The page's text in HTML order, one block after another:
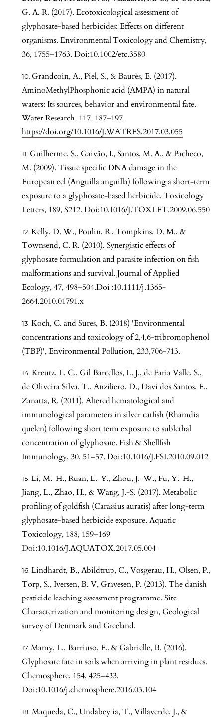
G. A. R. (2017). Ecotoxicological assessment of
glyphosate-based herbicides: Effects on different
organisms. Environmental Toxicology and Chemistry,
36, 1755–1763. Doi:10.1002/etc.3580
Grandcoin, A., Piel, S., & Baurès, E. (2017).
AminoMethylPhosphonic acid (AMPA) in natural
waters: Its sources, behavior and environmental fate.
Water Research, 117, 187–197.
https://doi.org/10.1016/J.WATRES.2017.03.055
Guilherme, S., Gaivão, I., Santos, M. A., & Pacheco,
M. (2009). Tissue specific DNA damage in the
European eel (Anguilla anguilla) following a short-term
exposure to a glyphosate-based herbicide. Toxicology
Letters, 189, S212. Doi:10.1016/J.TOXLET.2009.06.550
Kelly, D. W., Poulin, R., Tompkins, D. M., &
Townsend, C. R. (2010). Synergistic effects of
glyphosate formulation and parasite infection on fish
malformations and survival. Journal of Applied
Ecology, 47, 498–504.Doi :10.1111/j.1365-
2664.2010.01791.x
Koch, C. and Sures, B. (2018) 'Environmental
concentrations and toxicology of 2,4,6-tribromophenol
(TBP)', Environmental Pollution, 233,706-713.
Kreutz, L. C., Gil Barcellos, L. J., de Faria Valle, S.,
de Oliveira Silva, T., Anziliero, D., Davi dos Santos, E.,
Zanatta, R. (2011). Altered hematological and
immunological parameters in silver catfish (Rhamdia
quelen) following short term exposure to sublethal
concentration of glyphosate. Fish & Shellfish
Immunology, 30, 51–57. Doi:10.1016/J.FSI.2010.09.012
Li, M.-H., Ruan, L.-Y., Zhou, J.-W., Fu, Y.-H.,
Jiang, L., Zhao, H., & Wang, J.-S. (2017). Metabolic
profiling of goldfish (Carassius auratis) after long-term
glyphosate-based herbicide exposure. Aquatic
Toxicology, 188, 159–169.
Doi:10.1016/J.AQUATOX.2017.05.004
Lindhardt, B., Abildtrup, C., Vosgerau, H., Olsen, P.,
Torp, S., Iversen, B. V, Gravesen, P. (2013). The danish
pesticide leaching assessment programme. Site
Characterization and monitoring design, Geological
survey of Denmark and Greeland.
Mamy, L., Barriuso, E., & Gabrielle, B. (2016).
Glyphosate fate in soils when arriving in plant residues.
Chemosphere, 154, 425–433.
Doi:10.1016/j.chemosphere.2016.03.104
Maqueda, C., Undabeytia, T., Villaverde, J., &